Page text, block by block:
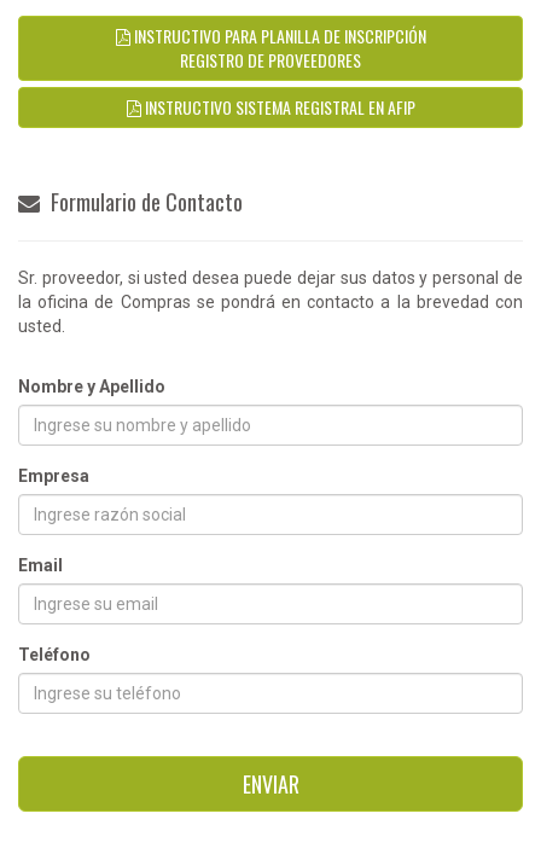
INSTRUCTIVO PARA PLANILLA DE INSCRIPCIÓN
REGISTRO DE PROVEEDORES
INSTRUCTIVO SISTEMA REGISTRAL EN AFIP
Formulario de Contacto
Sr. proveedor, si usted desea puede dejar sus datos y personal de
la oficina de Compras se pondrá en contacto a la brevedad con
usted.
Nombre y Apellido
Empresa
Email
Teléfono
ENVIAR